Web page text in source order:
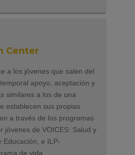
Center
a los jóvenes que salen del
apoyo, aceptación y
similares a los de una
establecen sus propias
a través de los programas
jóvenes de VOICES: Salud y
Educación, e ILP-
de vida.